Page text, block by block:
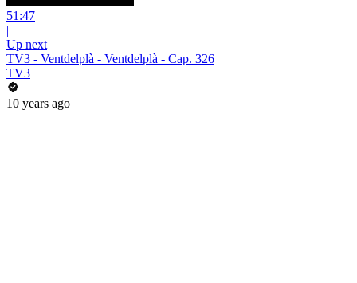
51:47
|
Up next
TV3 - Ventdelplà - Ventdelplà - Cap. 326
TV3
10 years ago